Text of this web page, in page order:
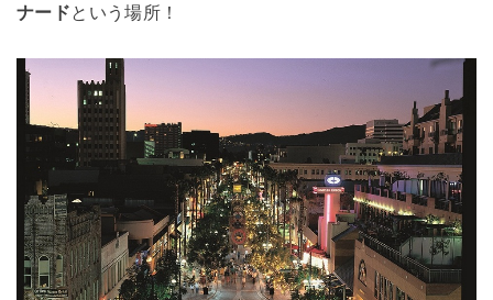
ナードという場所！